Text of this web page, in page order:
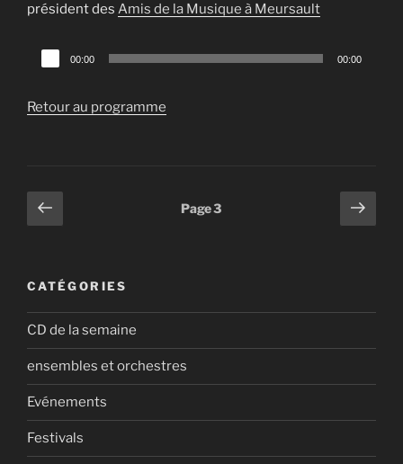
président des Amis de la Musique à Meursault
Lecteur
audio
00:00 00:00
Retour au programme
Pagination
des
Page
précédente
Page3
Page
CATÉGORIES
CD de la semaine
ensembles et orchestres
Evénements
Festivals